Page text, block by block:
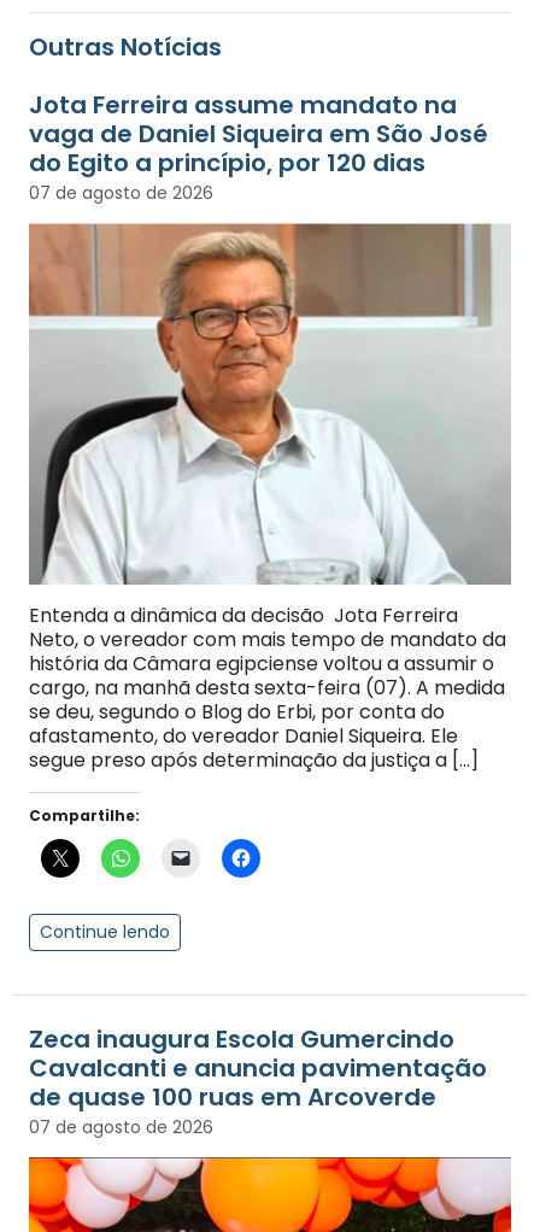
Outras Notícias
Jota Ferreira assume mandato na
vaga de Daniel Siqueira em São José
do Egito a princípio, por 120 dias
07 de agosto de 2026
Entenda a dinâmica da decisão Jota Ferreira
Neto, o vereador com mais tempo de mandato da
história da Câmara egipciense voltou a assumir o
cargo, na manhã desta sexta-feira (07). A medida
se deu, segundo o Blog do Erbi, por conta do
afastamento, do vereador Daniel Siqueira. Ele
segue preso após determinação da justiça a […]
Compartilhe:
Continue lendo
Zeca inaugura Escola Gumercindo
Cavalcanti e anuncia pavimentação
de quase 100 ruas em Arcoverde
07 de agosto de 2026